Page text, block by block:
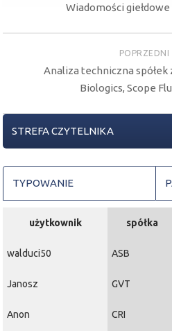
Wiadomości giełdowe
POPRZEDNI
Analiza techniczna spółek
Biologics, Scope
STREFA CZYTELNIKA
TYPOWANIE
użytkownik spółka
walduci50 ASB
Janosz GVT
Anon CRI